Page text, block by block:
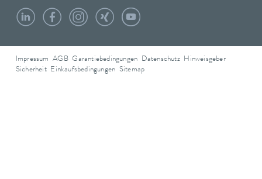
Impressum AGB Garantiebedingungen Datenschutz Hinweisgeber
Sicherheit Einkaufsbedingungen Sitemap